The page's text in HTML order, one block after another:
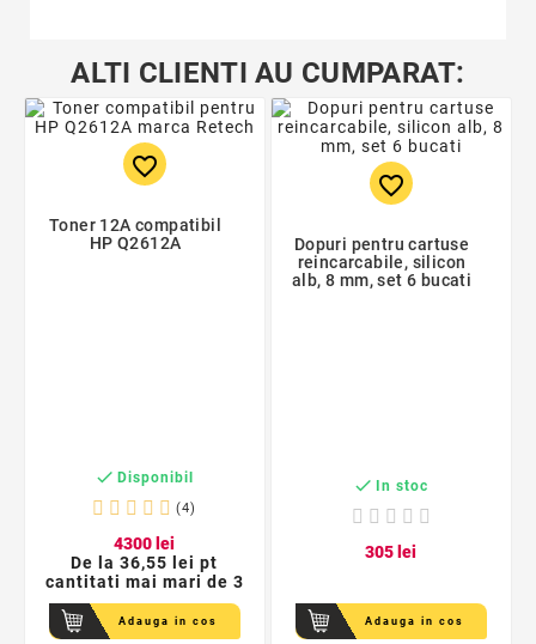
ALTI CLIENTI AU CUMPARAT:
favorite_border
Toner 12A compatibil
HP Q2612A
 Disponibil
(4)
4300 lei
De la 36,55 lei pt
cantitati mai mari de 3
Adauga in cos
favorite_border
Dopuri pentru cartuse
reincarcabile, silicon
alb, 8 mm, set 6 bucati
 In stoc
305 lei
Adauga in cos